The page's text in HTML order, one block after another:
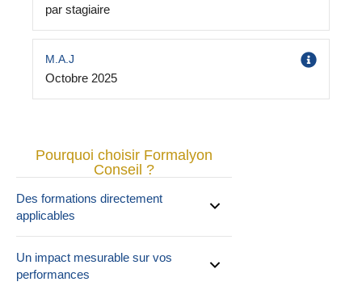
par stagiaire
M.A.J
Octobre 2025
Pourquoi choisir Formalyon
Conseil ?
Des formations directement
applicables
Un impact mesurable sur vos
performances